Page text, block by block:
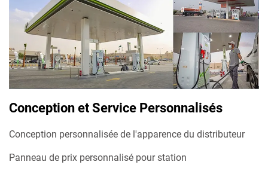
Conception et Service Personnalisés
Conception personnalisée de l'apparence du distributeur
Panneau de prix personnalisé pour station